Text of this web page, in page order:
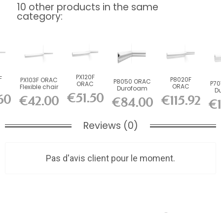
10 other products in the same
category:
PX103F ORAC
Flexible chair
rail Flex
L200...
€42.00
PX120F
ORAC
Flexible
chair rail
Flex L200...
€51.50
P8050 ORAC
Durofoam
Picture Rail
L200 x...
€84.00
P8020F
ORAC
Durofoam
flexible chair
rail...
€115.92
Reviews (0)
Pas d'avis client pour le moment.